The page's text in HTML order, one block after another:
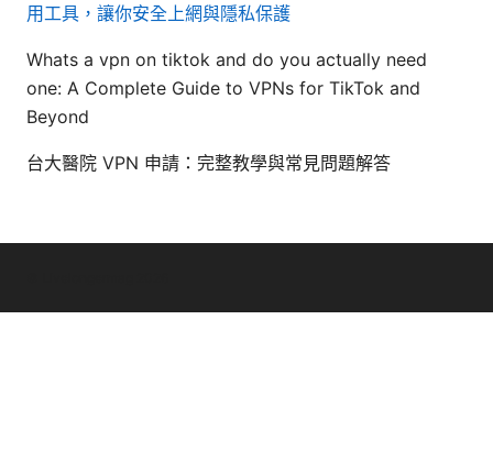
用工具，讓你安全上網與隱私保護
Whats a vpn on tiktok and do you actually need
one: A Complete Guide to VPNs for TikTok and
Beyond
台大醫院 VPN 申請：完整教學與常見問題解答